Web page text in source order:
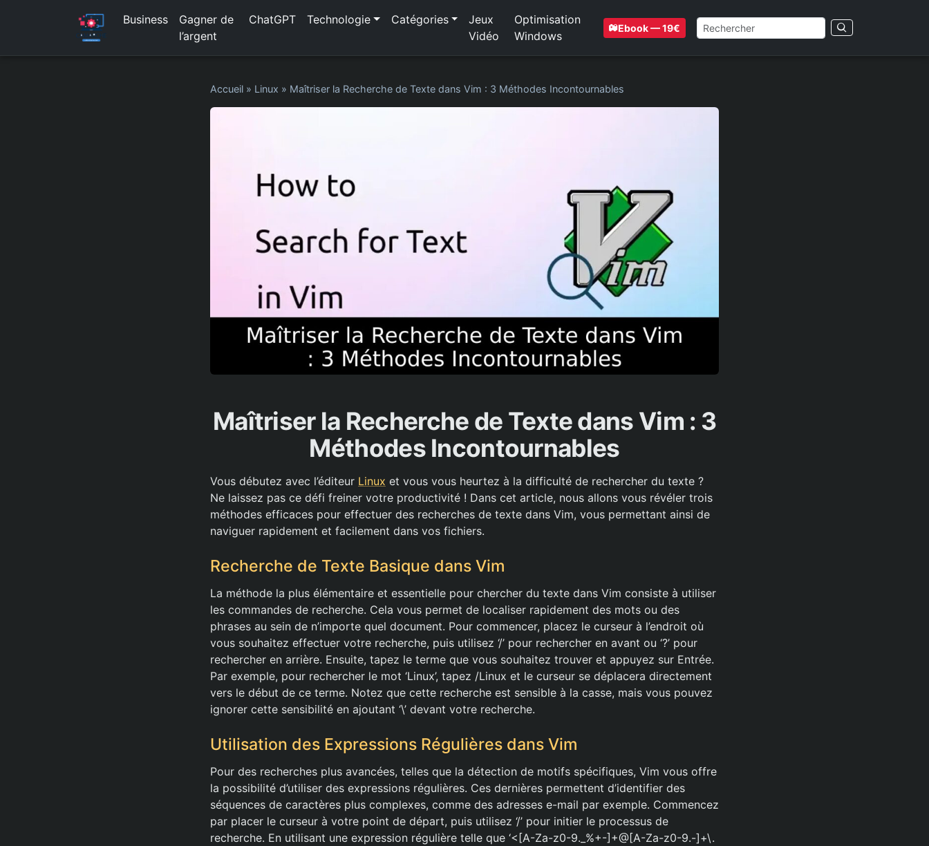
Business
Gagner de
l’argent
ChatGPT Technologie Catégories
Jeux
Vidéo
Optimisation
Windows
Ebook — 19€
Accueil » Linux » Maîtriser la Recherche de Texte dans Vim : 3 Méthodes Incontournables
Maîtriser la Recherche de Texte dans Vim : 3
Méthodes Incontournables
Vous débutez avec l’éditeur Linux et vous vous heurtez à la difficulté de rechercher du texte ?
Ne laissez pas ce défi freiner votre productivité ! Dans cet article, nous allons vous révéler trois
méthodes efficaces pour effectuer des recherches de texte dans Vim, vous permettant ainsi de
naviguer rapidement et facilement dans vos fichiers.
Recherche de Texte Basique dans Vim
La méthode la plus élémentaire et essentielle pour chercher du texte dans Vim consiste à utiliser
les commandes de recherche. Cela vous permet de localiser rapidement des mots ou des
phrases au sein de n’importe quel document. Pour commencer, placez le curseur à l’endroit où
vous souhaitez effectuer votre recherche, puis utilisez ‘/’ pour rechercher en avant ou ‘?’ pour
rechercher en arrière. Ensuite, tapez le terme que vous souhaitez trouver et appuyez sur Entrée.
Par exemple, pour rechercher le mot ‘Linux’, tapez /Linux et le curseur se déplacera directement
vers le début de ce terme. Notez que cette recherche est sensible à la casse, mais vous pouvez
ignorer cette sensibilité en ajoutant ‘\’ devant votre recherche.
Utilisation des Expressions Régulières dans Vim
Pour des recherches plus avancées, telles que la détection de motifs spécifiques, Vim vous offre
la possibilité d’utiliser des expressions régulières. Ces dernières permettent d’identifier des
séquences de caractères plus complexes, comme des adresses e-mail par exemple. Commencez
par placer le curseur à votre point de départ, puis utilisez ‘/’ pour initier le processus de
recherche. En utilisant une expression régulière telle que ‘<[A-Za-z0-9._%+-]+@[A-Za-z0-9.-]+\.